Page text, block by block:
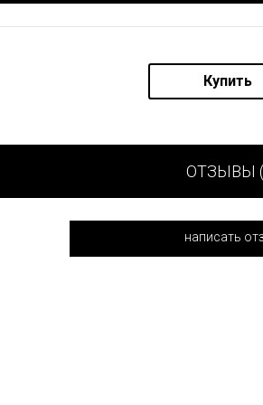
Купить
ОТЗЫВЫ
написать